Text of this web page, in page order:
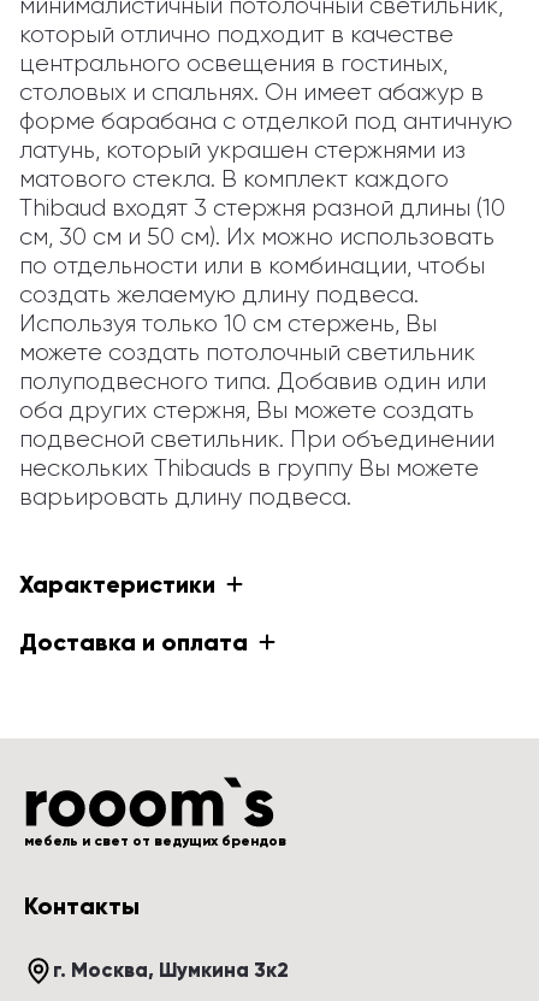
который отлично подходит в качестве
центрального освещения в гостиных,
столовых и спальнях. Он имеет абажур в
форме барабана с отделкой под античную
латунь, который украшен стержнями из
матового стекла. В комплект каждого
Thibaud входят 3 стержня разной длины (10
см, 30 см и 50 см). Их можно использовать
по отдельности или в комбинации, чтобы
создать желаемую длину подвеса.
Используя только 10 см стержень, Вы
можете создать потолочный светильник
полуподвесного типа. Добавив один или
оба других стержня, Вы можете создать
подвесной светильник. При объединении
нескольких Thibauds в группу Вы можете
варьировать длину подвеса.
Характеристики
Доставка и оплата
мебель и свет от ведущих брендов
Контакты
г. Москва, Шумкина 3к2